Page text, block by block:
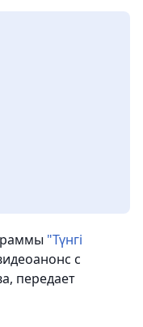
"Түнгі
с
, передает